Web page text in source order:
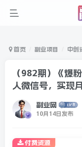
首页 副业项目 中创
（982期）《爆
人微信号，实现
副业网
10月14日发布
付费资源